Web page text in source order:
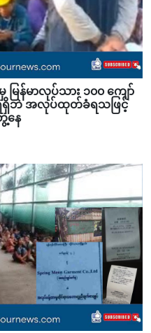
ြန်မာလုပ်သား ၁၀၀ ကျော်
ရှိဘဲ အလုပ်ထုတ်ခံရသဖြင့်
နေ